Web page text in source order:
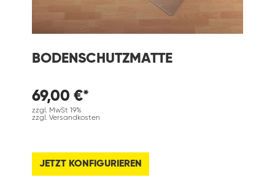
BODENSCHUTZMATTE
69,00 €*
zzgl. MwSt 19%
zzgl. Versandkosten
JETZT KONFIGURIEREN